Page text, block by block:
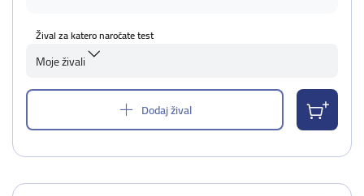
Žival za katero naročate test
Moje živali
Dodaj žival